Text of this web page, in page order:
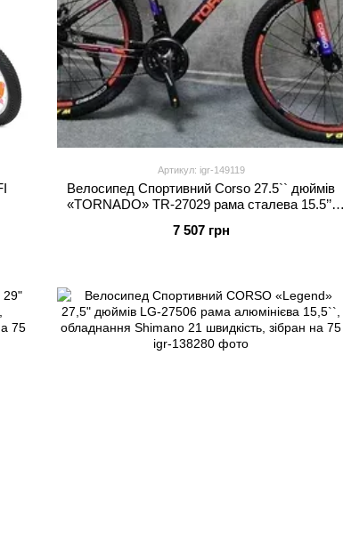
Артикул: igr-149119
Велосипед Спортивний Corso 27.5`` дюймів
«TORNADO» TR-27029 рама сталева 15.5’’,
75
7 507 грн